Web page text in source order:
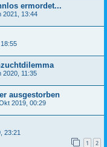
ermordet...
2021, 13:44
2020, 11:35
ausgestorben
2019, 00:29
23:21
1 2